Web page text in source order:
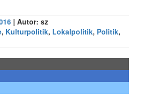
| Autor: sz
, Kulturpolitik, Lokalpolitik, Politik,